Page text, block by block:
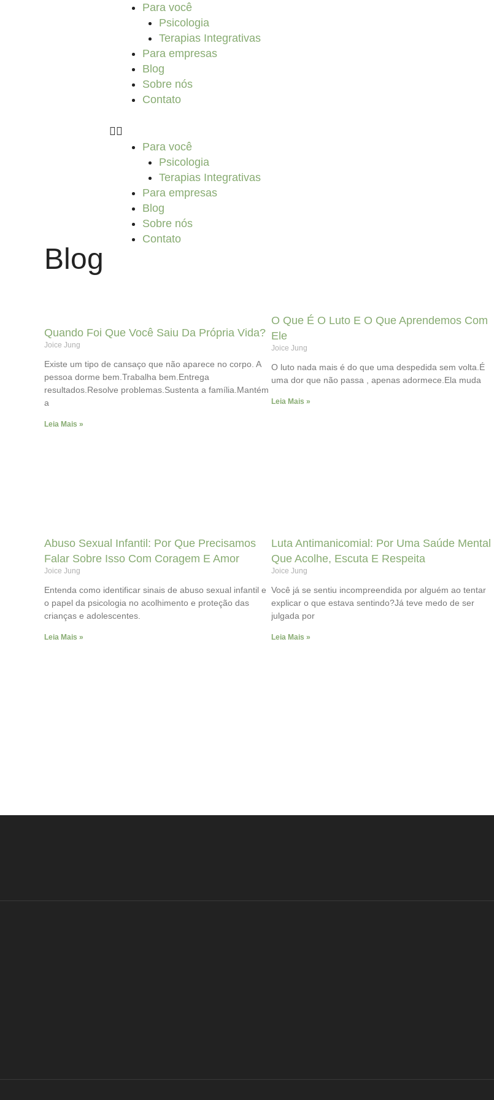
Para você
Psicologia
Terapias Integrativas
Para empresas
Blog
Sobre nós
Contato
Para você
Psicologia
Terapias Integrativas
Para empresas
Blog
Sobre nós
Contato
Blog
Quando Foi Que Você Saiu Da Própria Vida?
Joice Jung
Existe um tipo de cansaço que não aparece no corpo. A
pessoa dorme bem.Trabalha bem.Entrega
resultados.Resolve problemas.Sustenta a família.Mantém
a
Leia Mais »
O Que É O Luto E O Que Aprendemos Com
Ele
Joice Jung
O luto nada mais é do que uma despedida sem volta.É
uma dor que não passa , apenas adormece.Ela muda
Leia Mais »
Abuso Sexual Infantil: Por Que Precisamos
Falar Sobre Isso Com Coragem E Amor
Joice Jung
Entenda como identificar sinais de abuso sexual infantil e
o papel da psicologia no acolhimento e proteção das
crianças e adolescentes.
Leia Mais »
Luta Antimanicomial: Por Uma Saúde Mental
Que Acolhe, Escuta E Respeita
Joice Jung
Você já se sentiu incompreendida por alguém ao tentar
explicar o que estava sentindo?Já teve medo de ser
julgada por
Leia Mais »